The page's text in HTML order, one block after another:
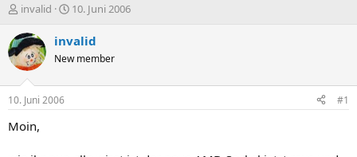
E
s
t
e
e
r
invalid
E
s
e
t
10. Juni 2006
invalid
New member
10. Juni 2006 #1
Moin,